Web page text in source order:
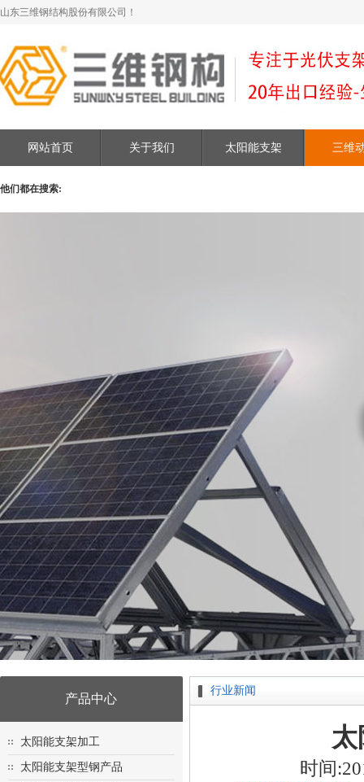
山东三维钢结构股份有限公司！
网站首页 关于我们 太阳能支架 三维
他们都在搜索:
产品中心
太阳能支架加工
太阳能支架型钢产品
行业新闻
时间